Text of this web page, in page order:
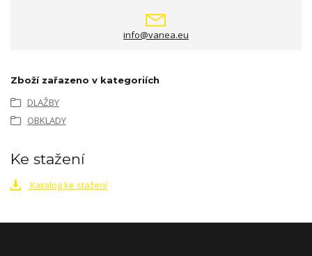
info@vanea.eu
Zboží zařazeno v kategoriích
DLAŽBY
OBKLADY
Ke stažení
Katalog ke stažení